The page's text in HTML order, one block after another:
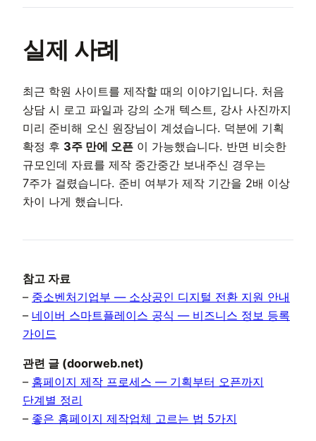
실제 사례
최근 학원 사이트를 제작할 때의 이야기입니다. 처음
상담 시 로고 파일과 강의 소개 텍스트, 강사 사진까지
미리 준비해 오신 원장님이 계셨습니다. 덕분에 기획
확정 후 3주 만에 오픈 이 가능했습니다. 반면 비슷한
규모인데 자료를 제작 중간중간 보내주신 경우는
7주가 걸렸습니다. 준비 여부가 제작 기간을 2배 이상
차이 나게 했습니다.
참고 자료
– 중소벤처기업부 — 소상공인 디지털 전환 지원 안내
– 네이버 스마트플레이스 공식 — 비즈니스 정보 등록
가이드
관련 글 (doorweb.net)
– 홈페이지 제작 프로세스 — 기획부터 오픈까지
단계별 정리
– 좋은 홈페이지 제작업체 고르는 법 5가지